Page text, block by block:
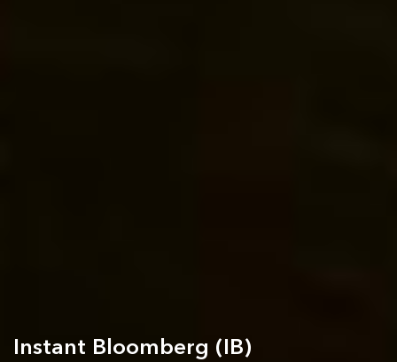
Instant Bloomberg (IB)